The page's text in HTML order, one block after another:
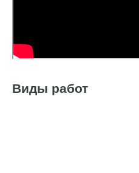
Виды работ